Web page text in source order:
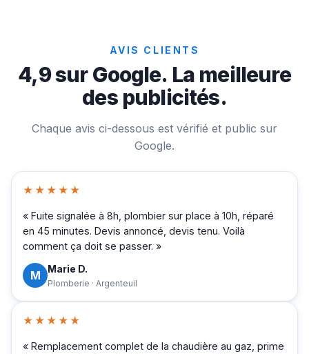
AVIS CLIENTS
4,9 sur Google. La meilleure
des publicités.
Chaque avis ci-dessous est vérifié et public sur
Google.
★★★★★
« Fuite signalée à 8h, plombier sur place à 10h, réparé
en 45 minutes. Devis annoncé, devis tenu. Voilà
comment ça doit se passer. »
M Marie D.
Plomberie · Argenteuil
★★★★★
« Remplacement complet de la chaudière au gaz, prime